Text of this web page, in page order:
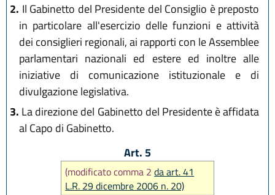
2. Il Gabinetto del Presidente del Consiglio è preposto
in particolare all'esercizio delle funzioni e attività
dei consiglieri regionali, ai rapporti con le Assemblee
parlamentari nazionali ed estere ed inoltre alle
iniziative di comunicazione istituzionale e di
divulgazione legislativa.
3. La direzione del Gabinetto del Presidente è affidata
al Capo di Gabinetto.
Art. 5
(modificato comma 2da art. 41
L.R. 29 dicembre 2006 n. 20)